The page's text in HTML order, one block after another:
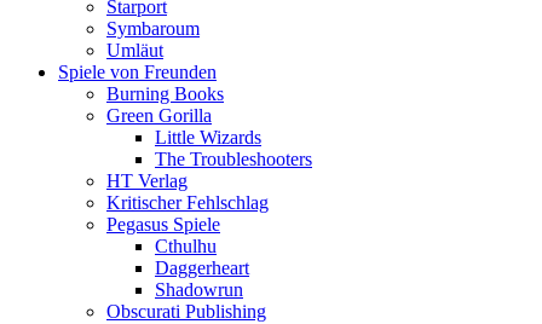
Starport
Symbaroum
Umläut
Spiele von Freunden
Burning Books
Green Gorilla
Little Wizards
The Troubleshooters
HT Verlag
Kritischer Fehlschlag
Pegasus Spiele
Cthulhu
Daggerheart
Shadowrun
Obscurati Publishing